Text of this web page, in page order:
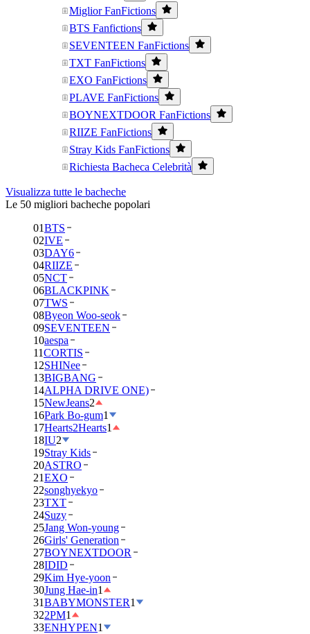
Miglior FanFictions
BTS Fanfictions
SEVENTEEN FanFictions
TXT FanFictions
EXO FanFictions
PLAVE FanFictions
BOYNEXTDOOR FanFictions
RIIZE FanFictions
Stray Kids FanFictions
Richiesta Bacheca Celebrità
Visualizza tutte le bacheche
Le 50 migliori bacheche popolari
01BTS
02IVE
03DAY6
04RIIZE
05NCT
06BLACKPINK
07TWS
08Byeon Woo-seok
09SEVENTEEN
10aespa
11CORTIS
12SHINee
13BIGBANG
14ALPHA DRIVE ONE)
15NewJeans2
16Park Bo-gum1
17Hearts2Hearts1
18IU2
19Stray Kids
20ASTRO
21EXO
22songhyekyo
23TXT
24Suzy
25Jang Won-young
26Girls' Generation
27BOYNEXTDOOR
28IDID
29Kim Hye-yoon
30Jung Hae-in1
31BABYMONSTER1
322PM1
33ENHYPEN1